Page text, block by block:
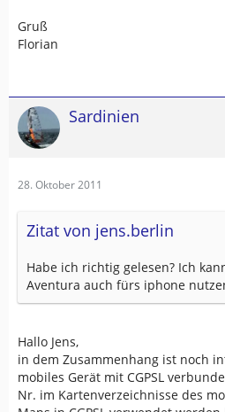
Gruß
Florian
Sardinien
28. Oktober 2011
Zitat von jens.berlin
Habe ich richtig gelesen? Ich
Aventura auch fürs iphone
Hallo Jens,
in dem Zusammenhang ist noch
mobiles Gerät mit CGPSL
Nr. im Kartenverzeichnisse des